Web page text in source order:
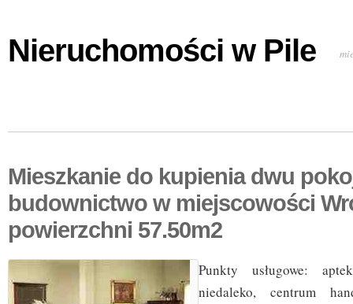
Nieruchomości w Pile
Mieszkanie do kupienia dwu
budownictwo w miejscowości
powierzchni 57.50m2
Punkty usługowe:
niedaleko, centrum